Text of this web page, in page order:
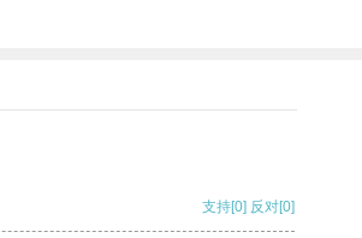
支持[0] 反对[0]